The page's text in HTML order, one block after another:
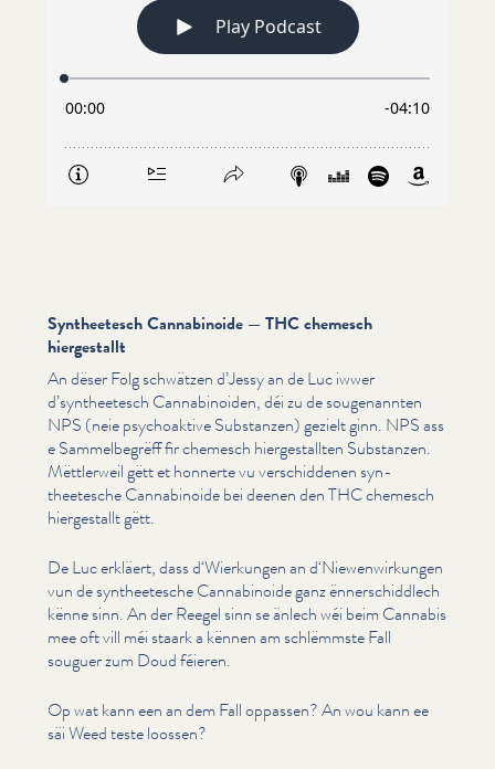
Syntheetesch Cannabinoide — THC chemesch
hiergestallt
An dëser Folg schwätzen d’Jessy an de Luc iwwer
d’syntheetesch Cannabi­noiden, déi zu de souge­nan­nten
NPS (neie psy­choak­tive Substanzen) gezielt ginn. NPS ass
e Sam­mel­be­grëff fir chemesch hiergestall­ten Substanzen.
Mëttlerweil gëtt et honnerte vu ver­schid­de­nen syn­
theetesche Cannabi­noide bei deenen den THC chemesch
hiergestallt gëtt.
De Luc erkläert, dass d‘Wierkungen an d‘Niewenwirkungen
vun de syn­theetesche Cannabi­noide ganz ënner­schid­dlech
kënne sinn. An der Reegel sinn se änlech wéi beim Cannabis
mee oft vill méi staark a kënnen am schlëmmste Fall
souguer zum Doud féieren.
Op wat kann een an dem Fall oppassen? An wou kann ee
säi Weed teste loossen?